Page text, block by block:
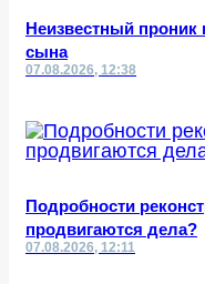
Неизвестный проник
сына
07.08.2026, 12:38
Подробности
продвигаются дела?
07.08.2026, 12:11